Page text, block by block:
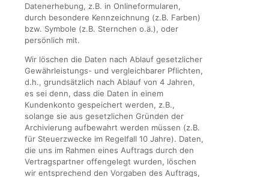
Datenerhebung, z.B. in Onlineformularen,
durch besondere Kennzeichnung (z.B. Farben)
bzw. Symbole (z.B. Sternchen o.ä.), oder
persönlich mit.
Wir löschen die Daten nach Ablauf gesetzlicher
Gewährleistungs- und vergleichbarer Pflichten,
d.h., grundsätzlich nach Ablauf von 4 Jahren,
es sei denn, dass die Daten in einem
Kundenkonto gespeichert werden, z.B.,
solange sie aus gesetzlichen Gründen der
Archivierung aufbewahrt werden müssen (z.B.
für Steuerzwecke im Regelfall 10 Jahre). Daten,
die uns im Rahmen eines Auftrags durch den
Vertragspartner offengelegt wurden, löschen
wir entsprechend den Vorgaben des Auftrags,